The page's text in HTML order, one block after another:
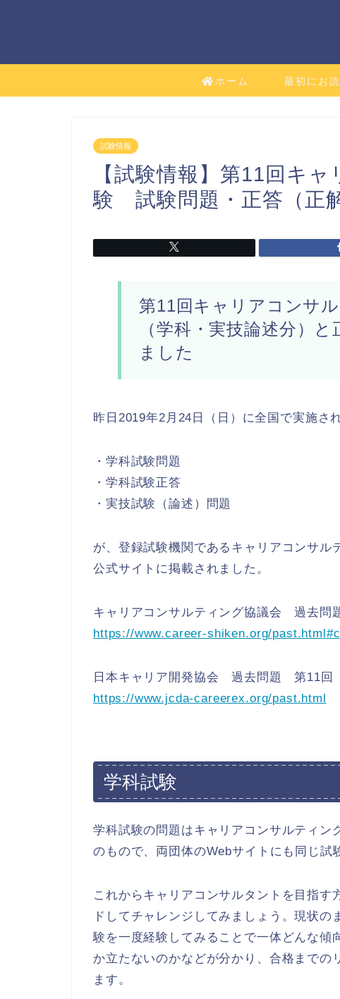
ホーム 最初にお
試験情報
【試験情報】第11回キ
験 試験問題・正答（正
第11回キャリアコンサ
（学科・実技論述分）
ました
昨日2019年2月24日（日）に全国で実施さ
・学科試験問題
・学科試験正答
・実技試験（論述）問題
が、登録試験機関であるキャリアコンサル
公式サイトに掲載されました。
キャリアコンサルティング協議会 過去問
https://www.career-shiken.org/
日本キャリア開発協会 過去問題 第11回
https://www.jcda-careerex.org/past.html
学科試験
学科試験の問題はキャリアコンサルティン
のもので、両団体のWebサイトにも同じ試
これからキャリアコンサルタントを目指
ドしてチャレンジしてみましょう。現状
験を一度経験してみることで一体どんな傾
か立たないのかなどが分かり、合格までの
ます。